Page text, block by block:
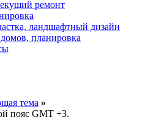
ремонт
ландшафтный дизайн
планировка
тема »
пояс GMT +3.